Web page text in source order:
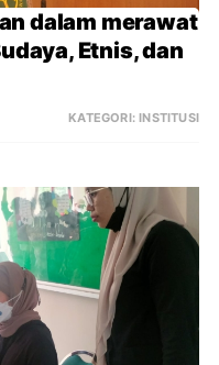
dalam merawat
Etnis, dan
KATEGORI:INSTITUSI